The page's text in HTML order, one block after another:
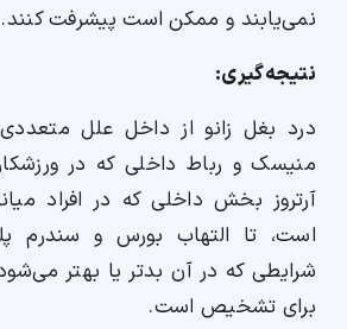
نمی‌یابند و ممکن است پیشرفت کنند.
نتیجه‌گیری:
درد بغل زانو از داخل علل
منیسک و رباط داخلی که در
آرتروز بخش داخلی که در افراد
است، تا التهاب بورس و سندرم
شرایطی که در آن بدتر یا بهتر
برای تشخیص است.